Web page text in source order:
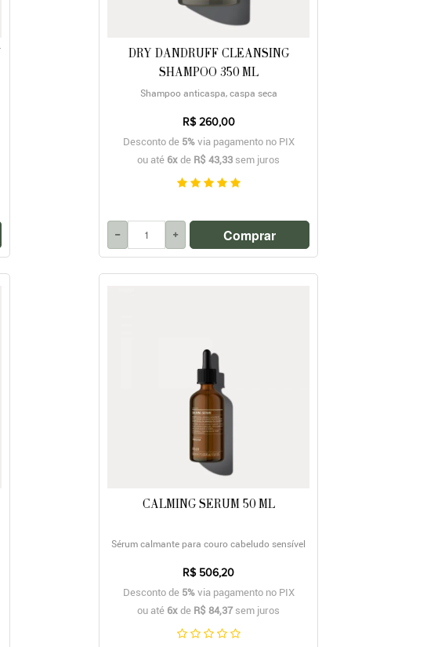
DRY DANDRUFF CLEANSING
SHAMPOO 350 ML
Shampoo anticaspa, caspa seca
R$ 260,00
Desconto de 5%via pagamento no PIX
ou até 6xde R$ 43,33 sem juros
Comprar
CALMING SERUM 50 ML
Sérum calmante para couro cabeludo sensível
R$ 506,20
Desconto de 5%via pagamento no PIX
ou até 6xde R$ 84,37sem juros